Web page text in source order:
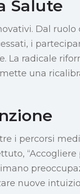
Salute
Dal ruolo
i
La radicale
una
i percorsi
nuove